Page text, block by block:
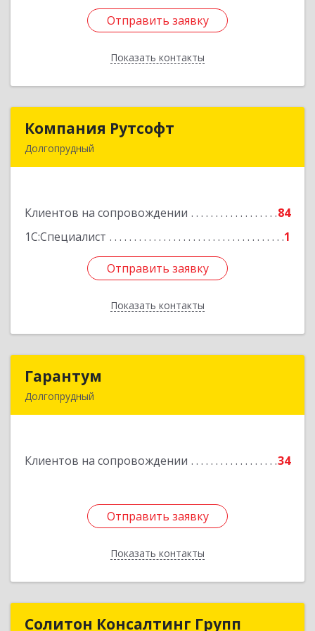
Отправить заявку
Показать контакты
Отправить заявку
Назад
Компания Рутсофт
Долгопрудный
Клиентов на сопровождении
84
1С:Специалист
1
Отправить заявку
Показать контакты
Компания Рутсофт
Подробнее
Отправить заявку
Назад
Гарантум
Долгопрудный
Клиентов на сопровождении 34
Отправить заявку
Показать контакты
Подробнее
Отправить заявку
Назад
Солитон Консалтинг Групп
Солитон Консалтинг Групп